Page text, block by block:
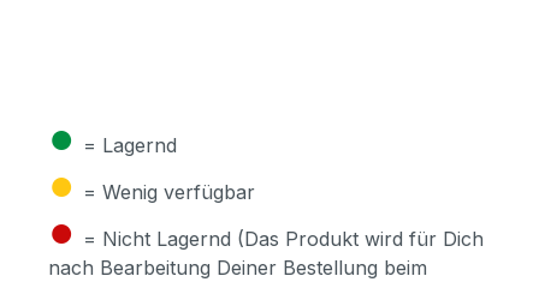
● = Lagernd
● = Wenig verfügbar
● = Nicht Lagernd (Das Produkt wird für Dich
nach Bearbeitung Deiner Bestellung beim